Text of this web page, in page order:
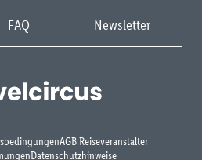
FAQ Newsletter
AGB Reiseveranstalter
Datenschutzhinweise